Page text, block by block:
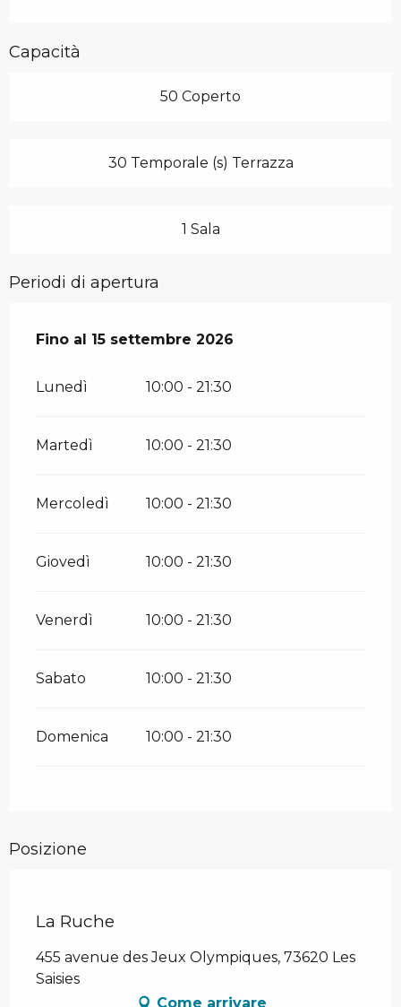
Capacità
50 Coperto
30 Temporale (s) Terrazza
1 Sala
Periodi di apertura
Dal15 giugno 2026al15 settembre 2026
Fino al 15 settembre 2026
Lunedì 10:00 - 21:30
Martedì 10:00 - 21:30
Mercoledì 10:00 - 21:30
Giovedì 10:00 - 21:30
Venerdì 10:00 - 21:30
Sabato 10:00 - 21:30
Domenica 10:00 - 21:30
Posizione
La Ruche
455 avenue des Jeux Olympiques, 73620 Les
Saisies
Come arrivare